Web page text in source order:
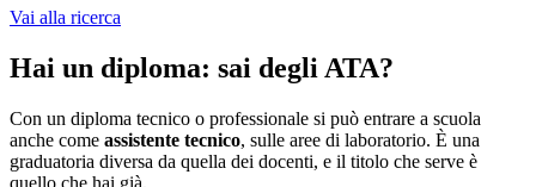
Vai alla ricerca
Hai un diploma: sai degli ATA?
Con un diploma tecnico o professionale si può entrare a scuola
anche come assistente tecnico, sulle aree di laboratorio. È una
graduatoria diversa da quella dei docenti, e il titolo che serve è